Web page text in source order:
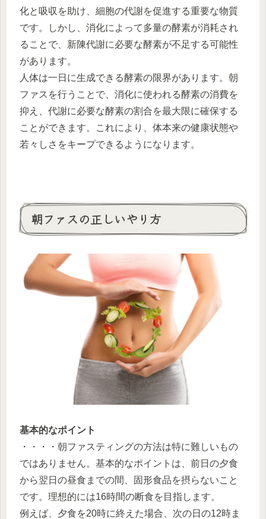
化と吸収を助け、細胞の代謝を促進する重要な物質
です。しかし、消化によって多量の酵素が消耗され
ることで、新陳代謝に必要な酵素が不足する可能性
があります。
人体は一日に生成できる酵素の限界があります。朝
ファスを行うことで、消化に使われる酵素の消費を
抑え、代謝に必要な酵素の割合を最大限に確保する
ことができます。これにより、体本来の健康状態や
若々しさをキープできるようになります。
朝ファスの正しいやり方
基本的なポイント
・・・・朝ファスティングの方法は特に難しいもの
ではありません。基本的なポイントは、前日の夕食
から翌日の昼食までの間、固形食品を摂らないこと
です。理想的には16時間の断食を目指します。
例えば、夕食を20時に終えた場合、次の日の12時ま